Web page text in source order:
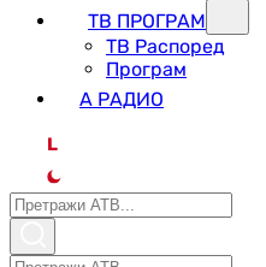
ТВ ПРОГРАМ
ТВ Распоред
Програм
А РАДИО
L